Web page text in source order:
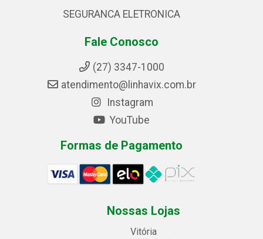
SEGURANCA ELETRONICA
Fale Conosco
(27) 3347-1000
atendimento@linhavix.com.br
Instagram
YouTube
Formas de Pagamento
Nossas Lojas
Vitória